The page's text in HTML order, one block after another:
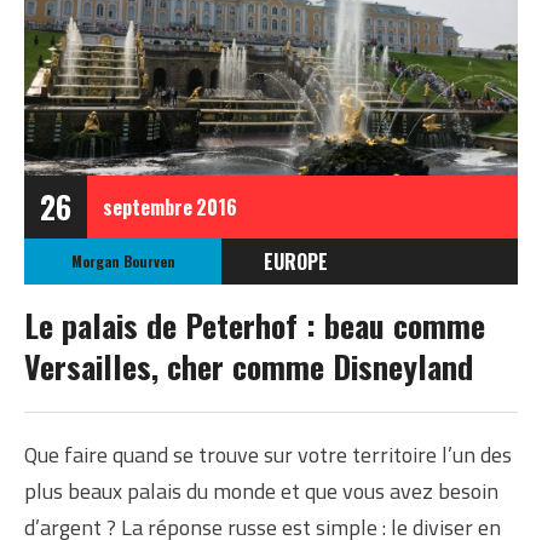
26 septembre2016
Morgan Bourven
EUROPE
RUSSIE
Le palais de Peterhof : beau comme
Versailles, cher comme Disneyland
Que faire quand se trouve sur votre territoire l’un des
plus beaux palais du monde et que vous avez besoin
d’argent ? La réponse russe est simple : le diviser en